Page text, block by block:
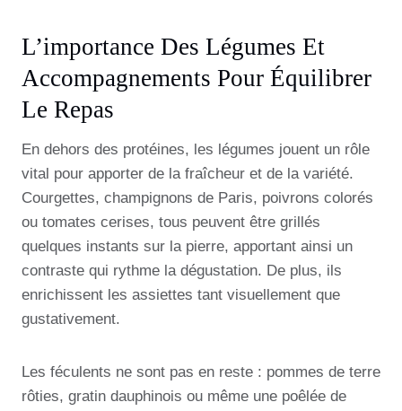
L’importance Des Légumes Et
Accompagnements Pour Équilibrer
Le Repas
En dehors des protéines, les légumes jouent un rôle
vital pour apporter de la fraîcheur et de la variété.
Courgettes, champignons de Paris, poivrons colorés
ou tomates cerises, tous peuvent être grillés
quelques instants sur la pierre, apportant ainsi un
contraste qui rythme la dégustation. De plus, ils
enrichissent les assiettes tant visuellement que
gustativement.
Les féculents ne sont pas en reste : pommes de terre
rôties, gratin dauphinois ou même une poêlée de